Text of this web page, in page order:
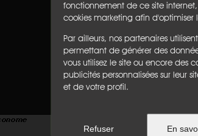
fonctionnement de ce site
cookies marketing afin
Par ailleurs, nos partenaires
permettant de générer des
vous utilisez le site ou encore des
publicités personnalisées sur leur
et de votre profil.
Refuser En